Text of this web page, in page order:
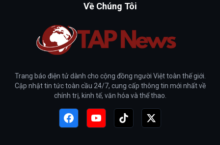
Về Chúng Tôi
Trang báo điện tử dành cho cộng đồng người Việt toàn thế giới.
Cập nhật tin tức toàn cầu 24/7, cung cấp thông tin mới nhất về
chính trị, kinh tế, văn hóa và thể thao.